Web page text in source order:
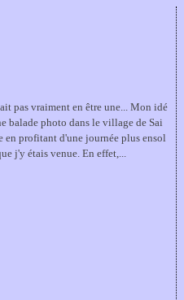
pas vraiment en être une... Mon idé
balade photo dans le village de Sai
en profitant d'une journée plus ensol
j'y étais venue. En effet,...